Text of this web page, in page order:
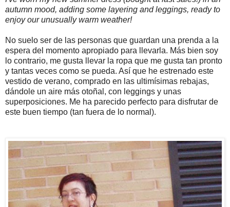
autumn mood, adding some layering and leggings, ready to
enjoy our unusually warm weather!
No suelo ser de las personas que guardan una prenda a la
espera del momento apropiado para llevarla. Más bien soy
lo contrario, me gusta llevar la ropa que me gusta tan pronto
y tantas veces como se pueda. Así que he estrenado este
vestido de verano, comprado en las ultimísimas rebajas,
dándole un aire más otoñal, con leggings y unas
superposiciones. Me ha parecido perfecto para disfrutar de
este buen tiempo (tan fuera de lo normal).